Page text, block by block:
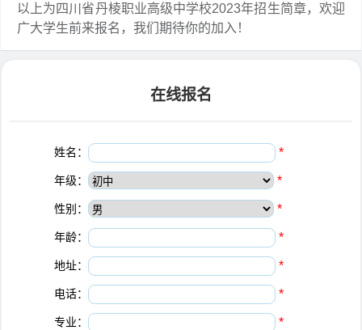
以上为四川省丹棱职业高级中学校2023年招生简章，欢迎
广大学生前来报名，我们期待你的加入！
在线报名
姓名： *
年级： *
性别： *
年龄： *
地址： *
电话： *
专业： *